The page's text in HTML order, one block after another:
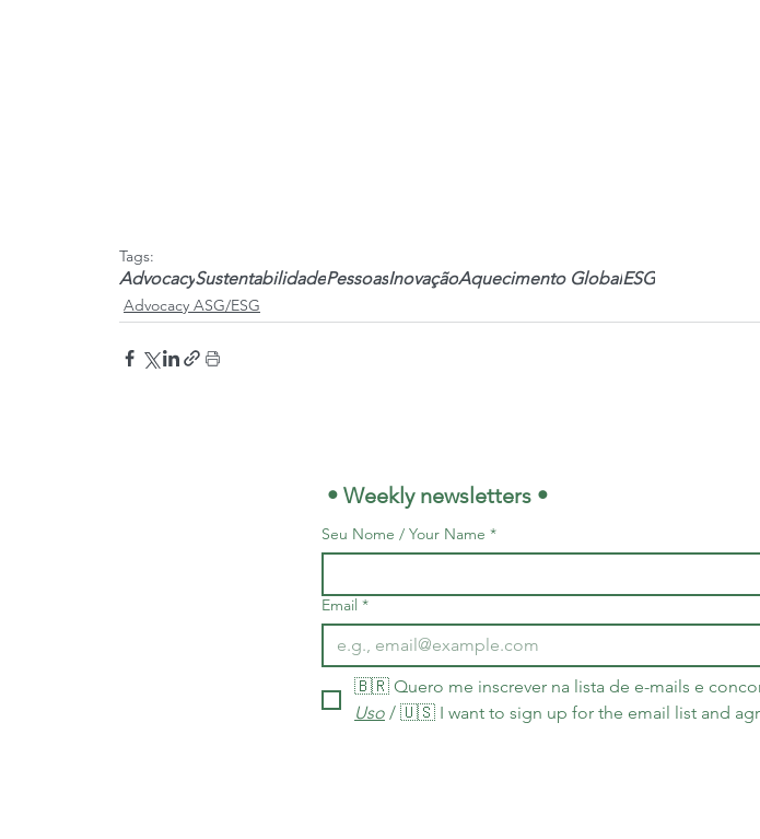
Tags:
AdvocacySustentabilidadePessoasInovaçãoAquecimento GlobalESG
Advocacy ASG/ESG
• Weekly newsletters •
Seu Nome / Your Name *
Email *
🇧🇷 Quero me inscrever na lista de e-mails e
Uso / 🇺🇸 I want to sign up for the email list and